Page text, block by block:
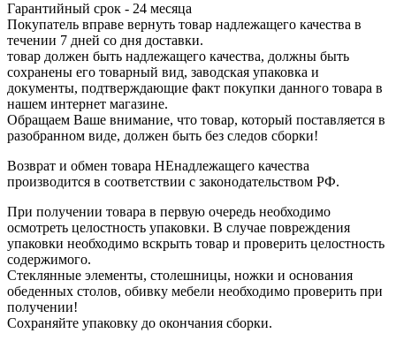
Гарантийный срок - 24 месяца
Покупатель вправе вернуть товар надлежащего качества в
течении 7 дней со дня доставки.
товар должен быть надлежащего качества, должны быть
сохранены его товарный вид, заводская упаковка и
документы, подтверждающие факт покупки данного товара в
нашем интернет магазине.
Обращаем Ваше внимание, что товар, который поставляется в
разобранном виде, должен быть без следов сборки!
Возврат и обмен товара НЕнадлежащего качества
производится в соответствии с законодательством РФ.
При получении товара в первую очередь необходимо
осмотреть целостность упаковки. В случае повреждения
упаковки необходимо вскрыть товар и проверить целостность
содержимого.
Стеклянные элементы, столешницы, ножки и основания
обеденных столов, обивку мебели необходимо проверить при
получении!
Сохраняйте упаковку до окончания сборки.